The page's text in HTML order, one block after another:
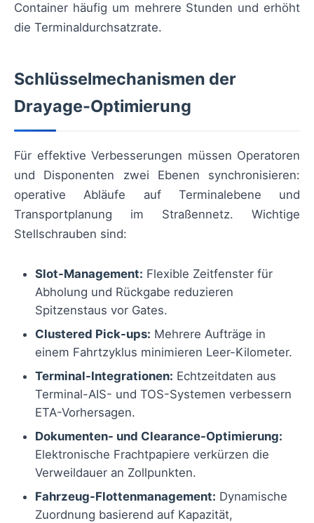
Container häufig um mehrere Stunden und erhöht
die Terminaldurchsatzrate.
Schlüsselmechanismen der
Drayage-Optimierung
Für effektive Verbesserungen müssen Operatoren
und Disponenten zwei Ebenen synchronisieren:
operative Abläufe auf Terminalebene und
Transportplanung im Straßennetz. Wichtige
Stellschrauben sind:
Slot-Management: Flexible Zeitfenster für
Abholung und Rückgabe reduzieren
Spitzenstaus vor Gates.
Clustered Pick-ups: Mehrere Aufträge in
einem Fahrtzyklus minimieren Leer-Kilometer.
Terminal-Integrationen: Echtzeitdaten aus
Terminal-AIS- und TOS-Systemen verbessern
ETA-Vorhersagen.
Dokumenten- und Clearance-Optimierung:
Elektronische Frachtpapiere verkürzen die
Verweildauer an Zollpunkten.
Fahrzeug-Flottenmanagement: Dynamische
Zuordnung basierend auf Kapazität,